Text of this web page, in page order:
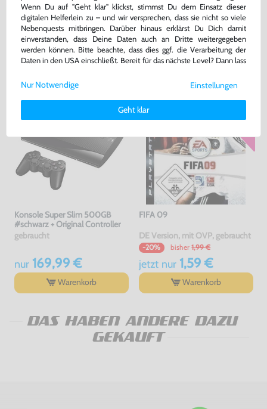
nur Software, DE Version, mit OVP, gebraucht
nur26,99 €
-75% bisher 17,99 €
jetzt nur 4,50 €
Konsole Super Slim 500GB
#schwarz + Original Controller
gebraucht
nur169,99 €
Warenkorb
FIFA 09
DE Version, mit OVP, gebraucht
-20% bisher 1,99 €
jetzt nur1,59 €
Warenkorb
DAS HABEN ANDERE DAZU
GEKAUFT
Wenn Du auf "Geht klar" klickst, stimmst Du dem Einsatz dieser
digitalen Helferlein zu – und wir versprechen, dass sie nicht so viele
Nebenquests mitbringen. Darüber hinaus erklärst Du Dich damit
einverstanden, dass Deine Daten auch an Dritte weitergegeben
werden können. Bitte beachte, dass dies ggf. die Verarbeitung der
Daten in den USA einschließt. Bereit für das nächste Level? Dann lass
Weitere Informationen zu den von uns verwendeten Cookies und
Deinen Rechten als Nutzer findest Du in unsererDaten­schutz­
Impressum.
Einstellungen
Geht klar
Nur Notwendige